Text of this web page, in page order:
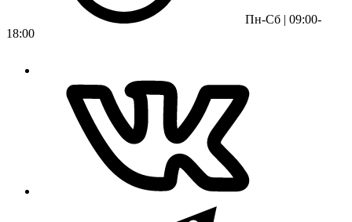
Пн-Сб | 09:00-
18:00